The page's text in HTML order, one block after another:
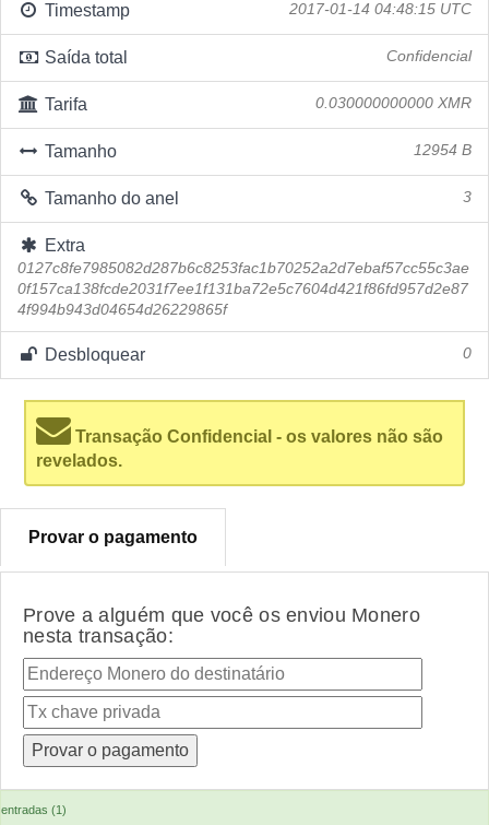
Timestamp 2017-01-14 04:48:15 UTC
Saída total Confidencial
Tarifa 0.030000000000 XMR
Tamanho 12954 B
Tamanho do anel 3
Extra
0127c8fe7985082d287b6c8253fac1b70252a2d7ebaf57cc55c3ae
0f157ca138fcde2031f7ee1f131ba72e5c7604d421f86fd957d2e87
4f994b943d04654d26229865f
Desbloquear 0
Transação Confidencial - os valores não são
revelados.
Provar o pagamento
Prove a alguém que você os enviou Monero
nesta transação:
entradas (1)